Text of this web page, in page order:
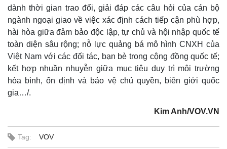
Doanh nghiệp
Doanh nhân
Vì cộng đồng
Sành điệu
Trải nghiệm
dành thời gian trao đổi, giải đáp các câu hỏi của cán bộ
ngành ngoại giao về việc xác định cách tiếp cận phù hợp,
hài hòa giữa đảm bảo độc lập, tự chủ và hội nhập quốc tế
toàn diện sâu rộng; nỗ lực quảng bá mô hình CNXH của
Việt Nam với các đối tác, bạn bè trong cộng đồng quốc tế;
kết hợp nhuần nhuyễn giữa mục tiêu duy trì môi trường
hòa bình, ổn định và bảo vệ chủ quyền, biên giới quốc
gia…/.
Kim Anh/VOV.VN
Tag: VOV